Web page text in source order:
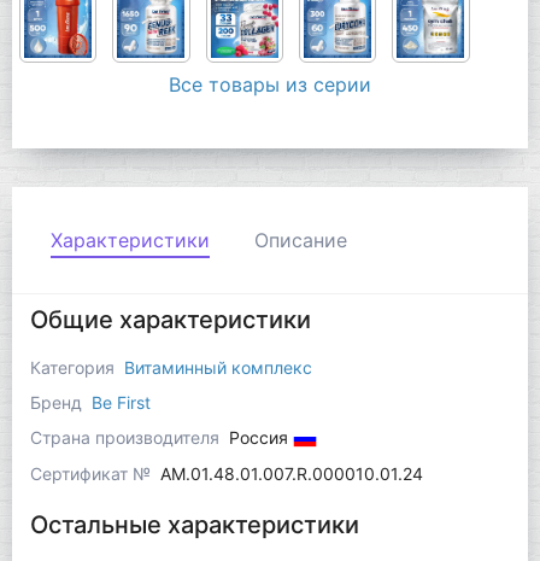
Все товары из серии
Характеристики Описание
Общие характеристики
Категория Витаминный комплекс
Бренд
Be First
Страна производителя Россия
Сертификат № AM.01.48.01.007.R.000010.01.24
Остальные характеристики